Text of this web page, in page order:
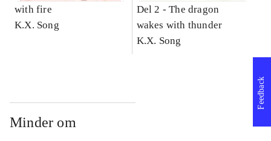
with fire
K.X. Song
Del 2 -The dragon
wakes with thunder
K.X. Song
Minder om
Feedback